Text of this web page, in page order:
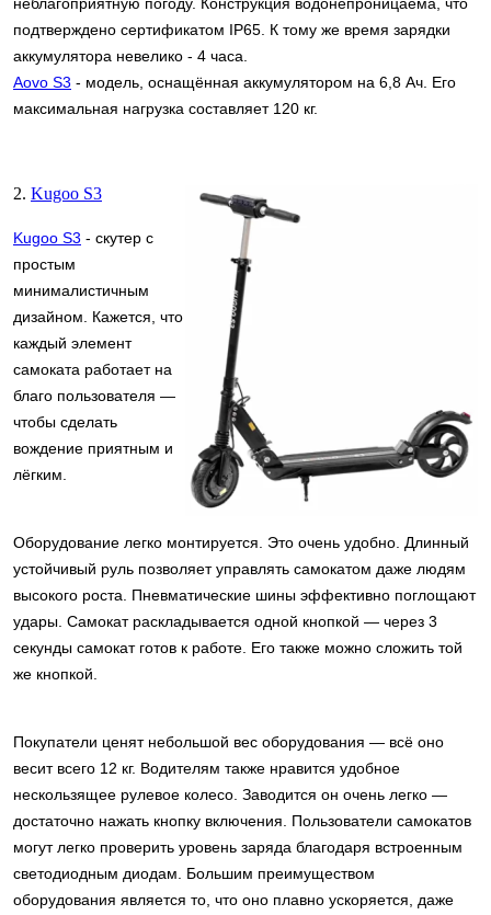
подтверждено сертификатом IP65. К тому же время зарядки
аккумулятора невелико - 4 часа.
Aovo S3 - модель, оснащённая аккумулятором на 6,8 Ач. Его
максимальная нагрузка составляет 120 кг.
2. Kugoo S3
Kugoo S3 - скутер с
простым
минималистичным
дизайном. Кажется, что
каждый элемент
самоката работает на
благо пользователя —
чтобы сделать
вождение приятным и
лёгким.
Оборудование легко монтируется. Это очень удобно. Длинный
устойчивый руль позволяет управлять самокатом даже людям
высокого роста. Пневматические шины эффективно поглощают
удары. Самокат раскладывается одной кнопкой — через 3
секунды самокат готов к работе. Его также можно сложить той
же кнопкой.
Покупатели ценят небольшой вес оборудования — всё оно
весит всего 12 кг. Водителям также нравится удобное
нескользящее рулевое колесо. Заводится он очень легко —
достаточно нажать кнопку включения. Пользователи самокатов
могут легко проверить уровень заряда благодаря встроенным
светодиодным диодам. Большим преимуществом
оборудования является то, что оно плавно ускоряется, даже